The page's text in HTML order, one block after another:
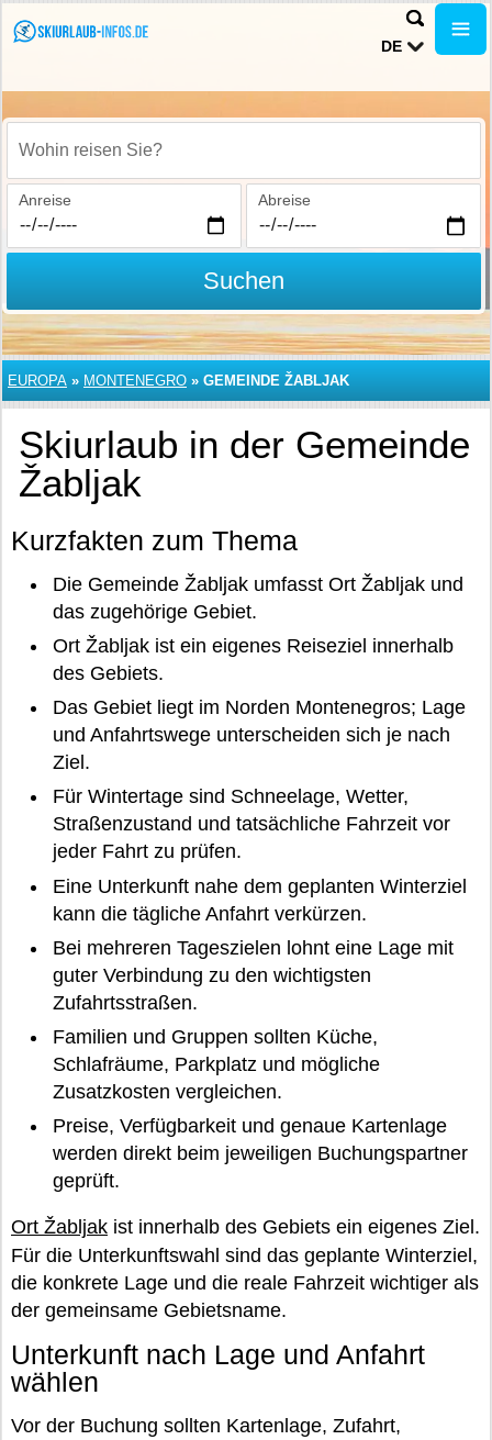
DE
Wohin reisen Sie?
Anreise Abreise
Suchen
EUROPA » MONTENEGRO » GEMEINDE ŽABLJAK
Skiurlaub in der Gemeinde
Žabljak
Kurzfakten zum Thema
Die Gemeinde Žabljak umfasst Ort Žabljak und
das zugehörige Gebiet.
Ort Žabljak ist ein eigenes Reiseziel innerhalb
des Gebiets.
Das Gebiet liegt im Norden Montenegros; Lage
und Anfahrtswege unterscheiden sich je nach
Ziel.
Für Wintertage sind Schneelage, Wetter,
Straßenzustand und tatsächliche Fahrzeit vor
jeder Fahrt zu prüfen.
Eine Unterkunft nahe dem geplanten Winterziel
kann die tägliche Anfahrt verkürzen.
Bei mehreren Tageszielen lohnt eine Lage mit
guter Verbindung zu den wichtigsten
Zufahrtsstraßen.
Familien und Gruppen sollten Küche,
Schlafräume, Parkplatz und mögliche
Zusatzkosten vergleichen.
Preise, Verfügbarkeit und genaue Kartenlage
werden direkt beim jeweiligen Buchungspartner
geprüft.
Ort Žabljak ist innerhalb des Gebiets ein eigenes Ziel.
Für die Unterkunftswahl sind das geplante Winterziel,
die konkrete Lage und die reale Fahrzeit wichtiger als
der gemeinsame Gebietsname.
Unterkunft nach Lage und Anfahrt
wählen
Vor der Buchung sollten Kartenlage, Zufahrt,